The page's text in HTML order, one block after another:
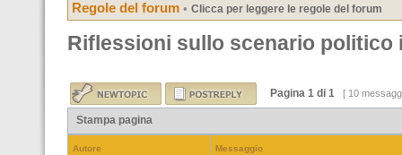
Regole del forum • Clicca per leggere le regole del forum
Riflessioni sullo scenario politico
Pagina 1 di 1 [ 10
Stampa pagina
Autore Messaggio